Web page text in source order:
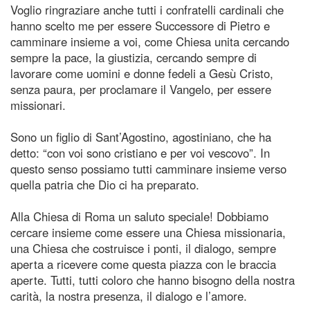
Voglio ringraziare anche tutti i confratelli cardinali che
hanno scelto me per essere Successore di Pietro e
camminare insieme a voi, come Chiesa unita cercando
sempre la pace, la giustizia, cercando sempre di
lavorare come uomini e donne fedeli a Gesù Cristo,
senza paura, per proclamare il Vangelo, per essere
missionari.
Sono un figlio di Sant’Agostino, agostiniano, che ha
detto: “con voi sono cristiano e per voi vescovo”. In
questo senso possiamo tutti camminare insieme verso
quella patria che Dio ci ha preparato.
Alla Chiesa di Roma un saluto speciale! Dobbiamo
cercare insieme come essere una Chiesa missionaria,
una Chiesa che costruisce i ponti, il dialogo, sempre
aperta a ricevere come questa piazza con le braccia
aperte. Tutti, tutti coloro che hanno bisogno della nostra
carità, la nostra presenza, il dialogo e l’amore.